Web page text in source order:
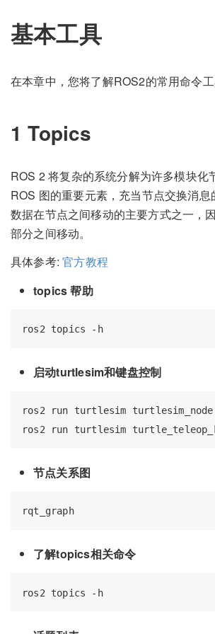
基本工具
在本章中，您将了解ROS2的常用命令工
1 Topics
ROS 2 将复杂的系统分解为许多模块化
ROS 图的重要元素，充当节点交换消
数据在节点之间移动的主要方式之一，
部分之间移动。
具体参考:官方教程
topics 帮助
ros2 topics -h
启动turtlesim和键盘控制
ros2 run turtlesim turtlesim_node
节点关系图
rqt_graph
了解topics相关命令
ros2 topics -h